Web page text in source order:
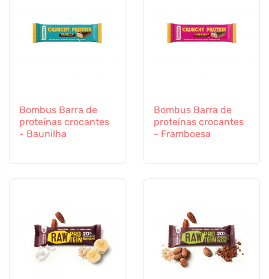
Bombus Barra de
proteínas crocantes
- Baunilha
Bombus Barra de
proteínas crocantes
- Framboesa